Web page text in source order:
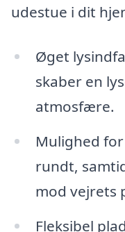
udestue i dit
Øget
skaber en
atmosfære.
Mulighed
rundt,
mod vejrets
Fleksibel